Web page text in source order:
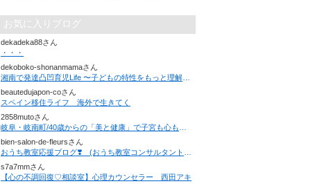
お気に入りブログ
dekadeka88さん
・・・
dekoboko-shonanmamaさん
beautedujapon-coさん
スペイン移住ライフ 海外で生きてく
2858mutoさん
bien-salon-de-fleursさん
s7a7mmさん
【心の不調回復♡相談室】心理カウンセラー 西田アキ